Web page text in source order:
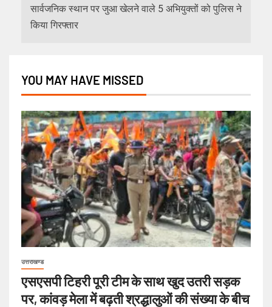
सार्वजनिक स्थान पर जुआ खेलने वाले 5 अभियुक्तों को पुलिस ने
किया गिरफ्तार
YOU MAY HAVE MISSED
उत्तराखण्ड
एसएसपी टिहरी पूरी टीम के साथ खुद उतरी सड़क
पर, कांवड़ मेला में बढ़ती श्रद्धालुओं की संख्या के बीच